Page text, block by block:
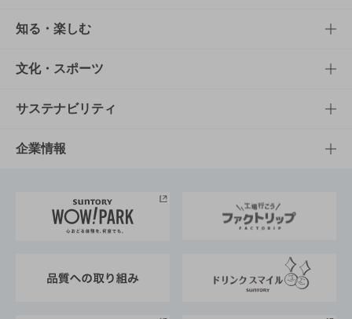
商品TOP
商品一覧
商品発売情報
栄養成分一覧
知る・楽しむ
知る・楽しむTOP
キャンペーン
工場見学
地域情報
文化・スポーツ
文化・スポーツTOP
サントリーホール
サントリーサンバーズ大阪
サステナビリティ
サステナビリティTOP
サントリーが考えるサステナビリティ経営
企業情報
企業概要